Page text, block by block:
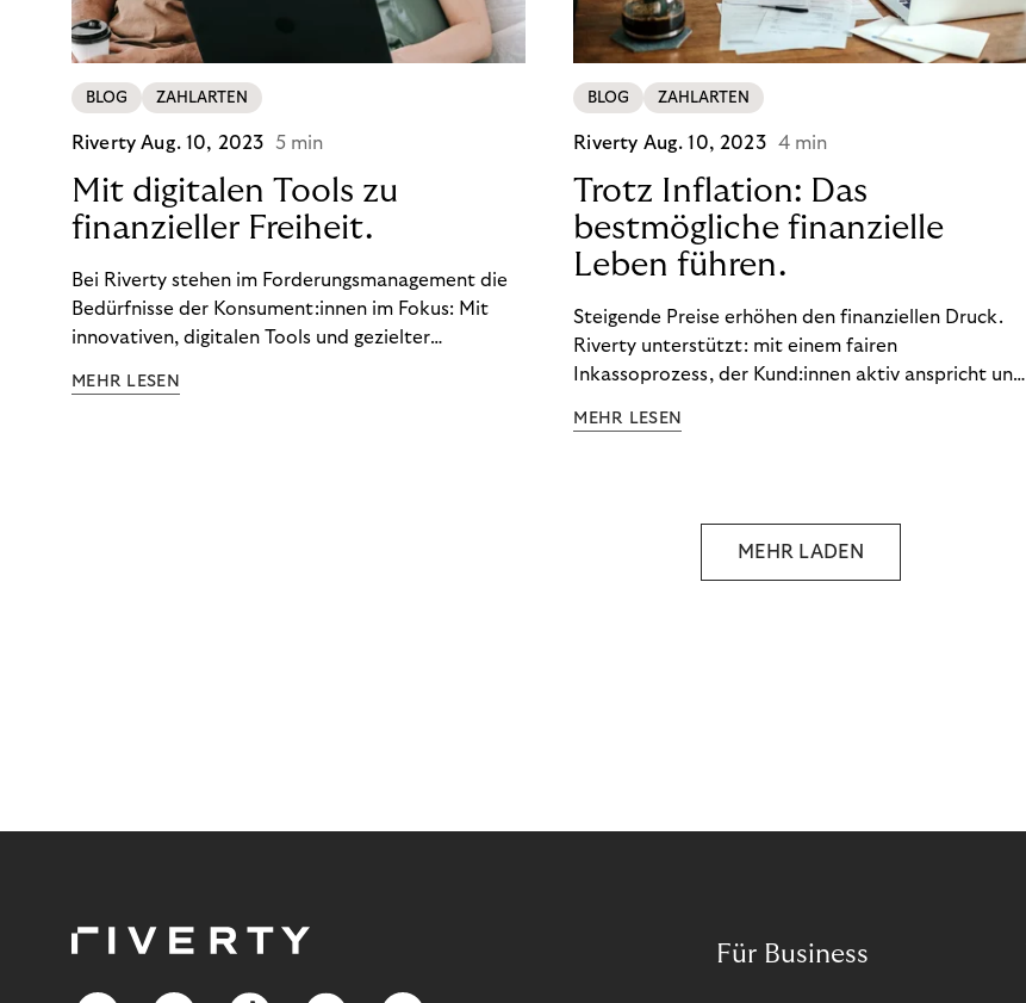
BLOG ZAHLARTEN
RivertyAug. 10, 2023 5 min
Mit digitalen Tools zu
finanzieller Freiheit.
Bei Riverty stehen im Forderungsmanagement die
Bedürfnisse der Konsument:innen im Fokus: Mit
innovativen, digitalen Tools und gezielter
ein Leben in finanzieller Freiheit zu führen. So
MEHR LESEN
BLOG ZAHLARTEN
Riverty Aug. 10, 2023 4 min
Trotz Inflation: Das
bestmögliche finanzielle
Leben führen.
Steigende Preise erhöhen den finanziellen Druck.
Riverty unterstützt: mit einem fairen
Inkassoprozess, der Kund:innen aktiv anspricht und
Finanzbildung ermöglicht. So bleiben Menschen
MEHR LESEN
MEHR LADEN
Für Business